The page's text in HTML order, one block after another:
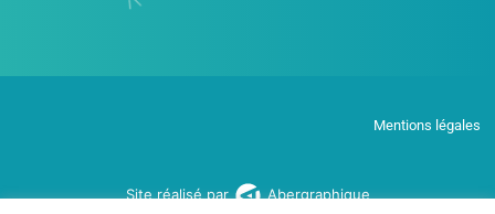
Mentions légales
Site réalisé par Abergraphique